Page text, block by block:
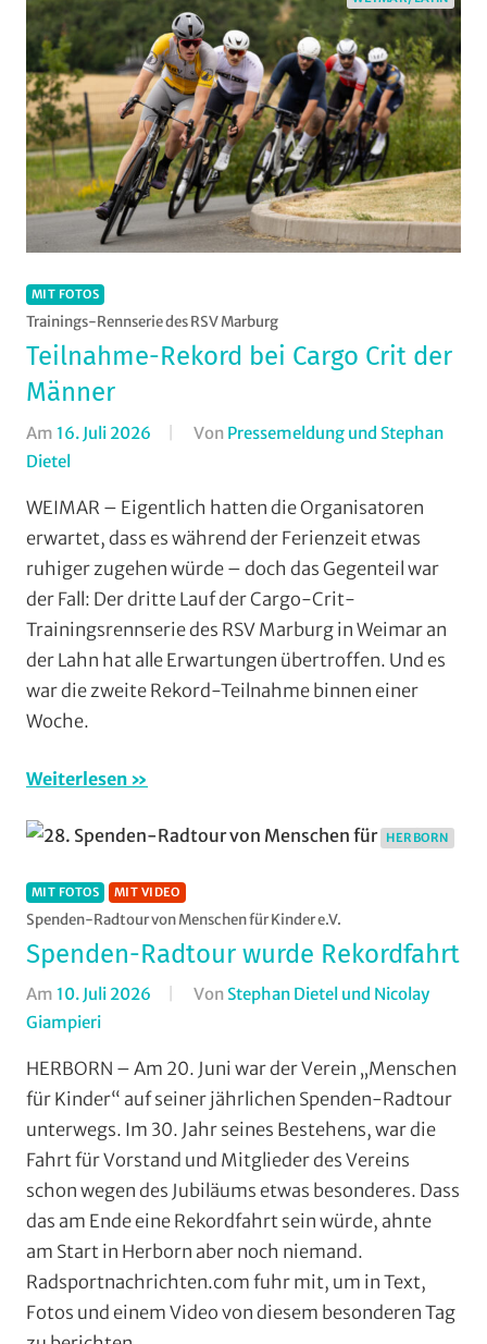
Rundstrecke,
Strasse,
Vereine
MIT FOTOS
Trainings-Rennserie des RSV Marburg
Teilnahme-Rekord bei Cargo Crit der
Männer
Am 16. Juli 2026 Von Pressemeldung und Stephan
Dietel
-
Top
News,
Mit
Fotos,
Multimedia,
Orte,
RSV
Rundstrecke
Trainingslager,
Weimar/Lahn
WEIMAR – Eigentlich hatten die Organisatoren
erwartet, dass es während der Ferienzeit etwas
ruhiger zugehen würde – doch das Gegenteil war
der Fall: Der dritte Lauf der Cargo-Crit-
Trainingsrennserie des RSV Marburg in Weimar an
der Lahn hat alle Erwartungen übertroffen. Und es
war die zweite Rekord-Teilnahme binnen einer
Woche.
Weiterlesen
HERBORN
MIT FOTOS MIT VIDEO
Spenden-Radtour von Menschen für Kinder e.V.
Spenden-Radtour wurde Rekordfahrt
Am 10. Juli 2026 Von Stephan Dietel und Nicolay
Giampieri
Herborn ,
Menschen
für
Kinder,
Mit
Fotos,
Mit
Video,
Multimedia,
Orte
HERBORN – Am 20. Juni war der Verein „Menschen
für Kinder“ auf seiner jährlichen Spenden-Radtour
unterwegs. Im 30. Jahr seines Bestehens, war die
Fahrt für Vorstand und Mitglieder des Vereins
schon wegen des Jubiläums etwas besonderes. Dass
das am Ende eine Rekordfahrt sein würde, ahnte
am Start in Herborn aber noch niemand.
Radsportnachrichten.com fuhr mit, um in Text,
Fotos und einem Video von diesem besonderen Tag